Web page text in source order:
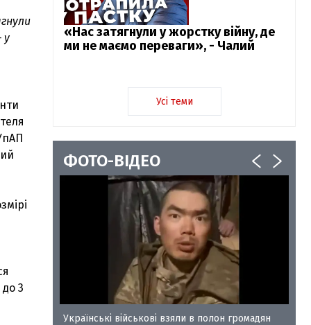
у
3
«Нас затягнули у жорстку війну, де
ми не маємо переваги», - Чалий
Усі теми
ФОТО-ВІДЕО
35
Українські військові взяли в полон громадян